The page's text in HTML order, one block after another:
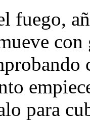
fuego,
con
para